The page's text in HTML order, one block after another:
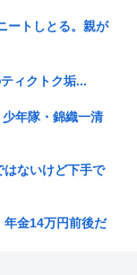
、蓋が開いたまま
不同意性交など
な
ートしとる。親が
ィクトク垢...
少年隊・錦織一清
ないけど下手で
金14万円前後だ